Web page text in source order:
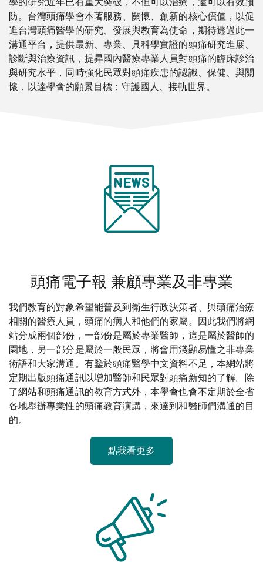
學的研究近年已有重大突破，不但可以治療，還可以有效預
防。台灣頭痛學會本著服務、關懷、創新的核心價值，以促
進台灣頭痛醫學的研究、發展與教育為使命，期待透過此一
溝通平台，提供最新、專業、具科學實證的頭痛研究進展、
診斷與治療資訊，提昇國內醫療專業人員對頭痛的臨床診治
與研究水平，同時強化民眾對頭痛疾患的認識、保健、與關
懷，以達學會的願景目標：守護國人、接軌世界。
頭痛電子報 兼顧專業及非專業
我們教育的對象希望能普及到衛生行政決策者、與頭痛治療
相關的醫療人員，頭痛的病人和他們的家屬。因此我們將網
站分成兩個部份，一部份是屬於專業醫師，這是屬於醫師的
園地，另一部分是屬於一般民眾，將會用淺顯易懂之非專業
術語和大家溝通。有鑒於頭痛醫學中文資料不足，本網站將
定期出版頭痛通訊以增加醫師和民眾對頭痛新知的了解。除
了網站和頭痛通訊的教育方式外，本學會也會不定期於全省
各地舉辦專業性的頭痛教育演講，來達到和醫師們溝通的目
的。
點我看更多